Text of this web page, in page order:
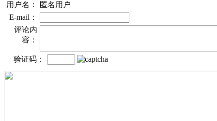
用户名：
匿名用户
E-mail：
评论内
容：
验证码：